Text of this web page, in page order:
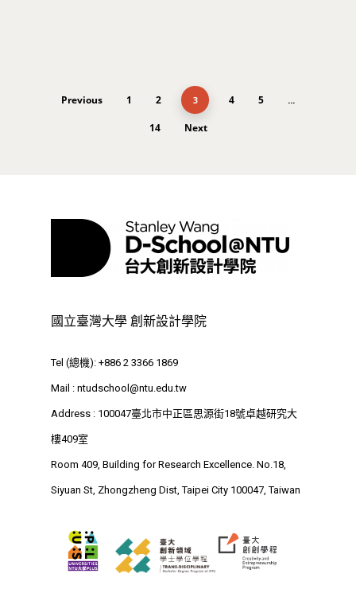
Previous 1 2 3 4 5 ...
14 Next
國立臺灣大學 創新設計學院
Tel (總機): +886 2 3366 1869
Mail : ntudschool@ntu.edu.tw
Address : 100047臺北市中正區思源街18號卓越研究大
樓409室
Room 409, Building for Research Excellence. No.18,
Siyuan St, Zhongzheng Dist, Taipei City 100047, Taiwan